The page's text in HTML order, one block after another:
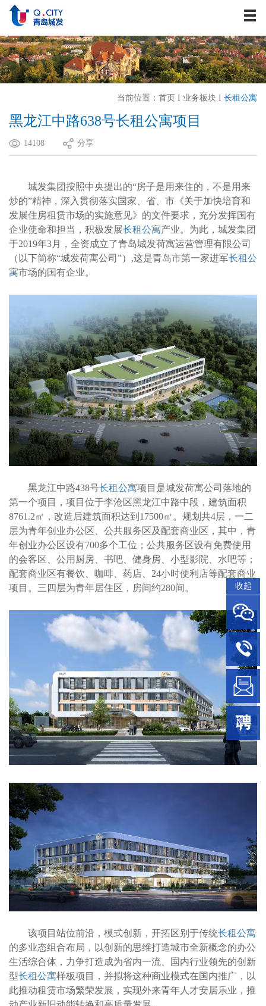
资讯中心
战略发展
业务板块
历史建筑
企业文化
收起
当前位置： 首页 I 业务板块 I 长租公寓
黑龙江中路638号长租公寓项目
14108 分享
城发集团按照中央提出的“房子是用来住的，不是用来
炒的”精神，深入贯彻落实国家、省、市《关于加快培育和
发展住房租赁市场的实施意见》的文件要求，充分发挥国有
企业使命和担当，积极发展长租公寓产业。为此，城发集团
于2019年3月，全资成立了青岛城发荷寓运营管理有限公司
（以下简称“城发荷寓公司”）,这是青岛市第一家进军长租公
寓市场的国有企业。
黑龙江中路438号长租公寓项目是城发荷寓公司落地的
第一个项目，项目位于李沧区黑龙江中路中段，建筑面积
8761.2㎡，改造后建筑面积达到17500㎡。规划共4层，一二
层为青年创业办公区、公共服务区及配套商业区，其中，青
年创业办公区设有700多个工位；公共服务区设有免费使用
的会客区、公用厨房、书吧、健身房、小型影院、水吧等；
配套商业区有餐饮、咖啡、药店、24小时便利店等配套商业
项目。三四层为青年居住区，房间约280间。
该项目站位前沿，模式创新，开拓区别于传统长租公寓
的多业态组合布局，以创新的思维打造城市全新概念的办公
生活综合体，力争打造成为省内一流、国内行业领先的创新
型长租公寓样板项目，并拟将这种商业模式在国内推广，以
此推动租赁市场繁荣发展，实现外来青年人才安居乐业，推